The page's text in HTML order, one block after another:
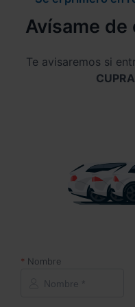
Avísame
Te avisaremos si
Nombre